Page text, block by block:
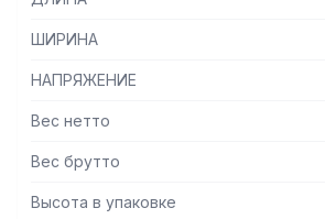
— Мощный вентилируемый двигатель
— Рабочая емкость снимается без
посудомоечной машине
для мойки и замены
корнеплодов
компонентам
ШИРИНА
НАПРЯЖЕНИЕ
Вес нетто
Вес брутто
Высота в упаковке